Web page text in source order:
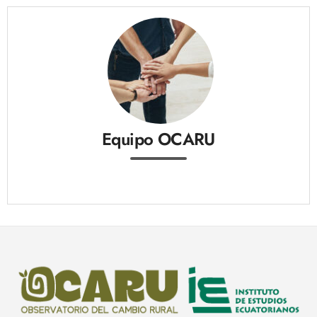
Equipo OCARU